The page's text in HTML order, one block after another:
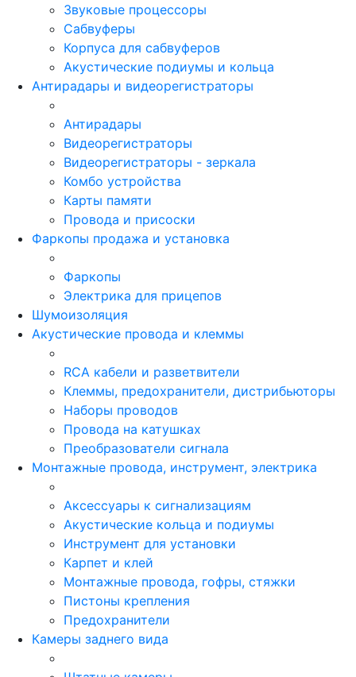
Звуковые процессоры
Сабвуферы
Корпуса для сабвуферов
Акустические подиумы и кольца
Антирадары и видеорегистраторы
Антирадары
Видеорегистраторы
Видеорегистраторы - зеркала
Комбо устройства
Карты памяти
Провода и присоски
Фаркопы продажа и установка
Фаркопы
Электрика для прицепов
Шумоизоляция
Акустические провода и клеммы
RCA кабели и разветвители
Клеммы, предохранители, дистрибьюторы
Наборы проводов
Провода на катушках
Преобразователи сигнала
Монтажные провода, инструмент, электрика
Аксессуары к сигнализациям
Акустические кольца и подиумы
Инструмент для установки
Карпет и клей
Монтажные провода, гофры, стяжки
Пистоны крепления
Предохранители
Камеры заднего вида